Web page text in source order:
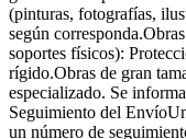
(pinturas, fotografías,
según
soportes físicos):
rígido.Obras de gran
especializado. Se
Seguimiento del
un número de